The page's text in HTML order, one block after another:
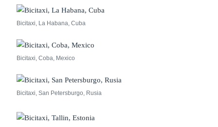
Bicitaxi, La Habana, Cuba
Bicitaxi, Coba, Mexico
Bicitaxi, San Petersburgo, Rusia